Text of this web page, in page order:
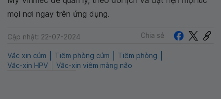
mọi nơi ngay trên ứng dụng.
Cập nhật: 22-07-2024 Chia sẻ
Vắc xin cúm Tiêm phòng cúm
Tiêm phòng
Vắc-xin HPV
Vắc-xin viêm màng não